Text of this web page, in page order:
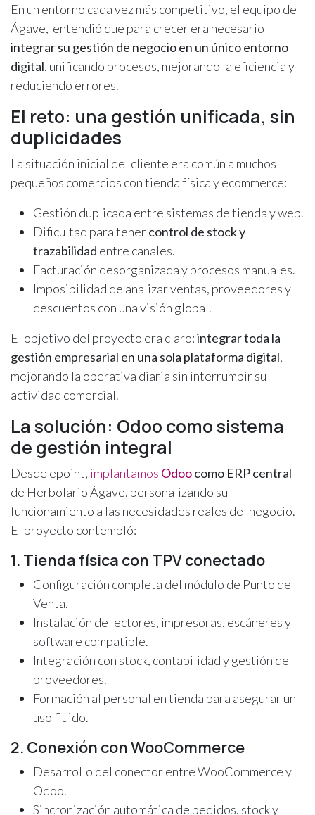
En un entorno cada vez más competitivo, el equipo de
Ágave, entendió que para crecer era necesario
integrar su gestión de negocio en un único entorno
digital, unificando procesos, mejorando la eficiencia y
reduciendo errores.
El reto: una gestión unificada, sin
duplicidades
La situación inicial del cliente era común a muchos
pequeños comercios con tienda física y ecommerce:
Gestión duplicada entre sistemas de tienda y web.
Dificultad para tenercontrol de stock y
trazabilidad entre canales.
Facturación desorganizada y procesos manuales.
Imposibilidad de analizar ventas, proveedores y
descuentos con una visión global.
El objetivo del proyecto era claro:integrar toda la
gestión empresarial en una sola plataforma digital,
mejorando la operativa diaria sin interrumpir su
actividad comercial.
La solución: Odoo como sistema
de gestión integral
Desde epoint, implantamos Odoocomo ERP central
de Herbolario Ágave, personalizando su
funcionamiento a las necesidades reales del negocio.
El proyecto contempló:
1. Tienda física con TPV conectado
Configuración completa del módulo de Punto de
Venta.
Instalación de lectores, impresoras, escáneres y
software compatible.
Integración con stock, contabilidad y gestión de
proveedores.
Formación al personal en tienda para asegurar un
uso fluido.
2. Conexión con WooCommerce
Desarrollo del conector entre WooCommerce y
Odoo.
Sincronización automática de pedidos, stock y